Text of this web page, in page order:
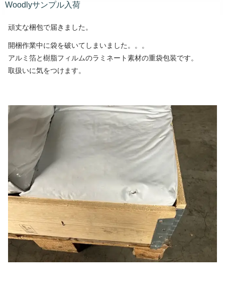
Woodlyサンプル入荷
頑丈な梱包で届きました。
開梱作業中に袋を破いてしまいました。。。
アルミ箔と樹脂フィルムのラミネート素材の重袋包装です。
取扱いに気をつけます。